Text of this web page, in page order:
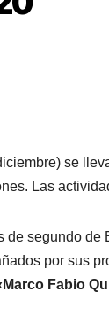
se
Las
segundo de
por sus
Fabio